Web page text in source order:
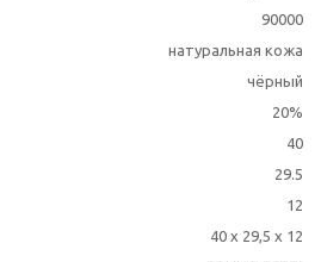
90000
натуральная кожа
чёрный
20%
40
29.5
12
40 x 29,5 x 12